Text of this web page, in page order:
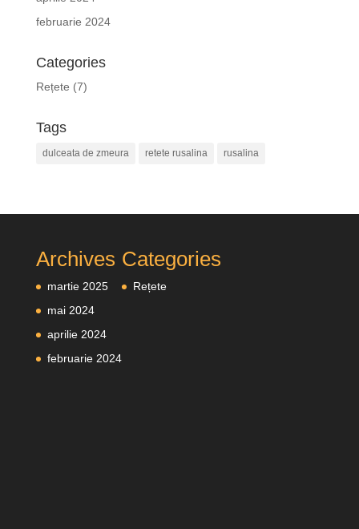
februarie 2024
Categories
Rețete (7)
Tags
dulceata de zmeura retete rusalina rusalina
Archives
martie 2025
mai 2024
aprilie 2024
februarie 2024
Categories
Rețete